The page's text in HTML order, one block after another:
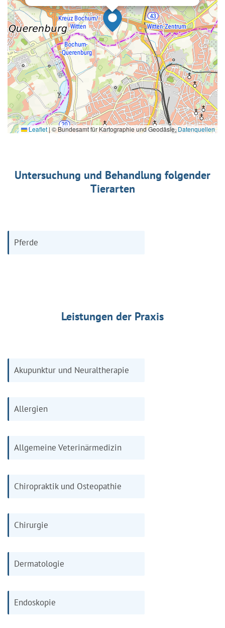
Leaflet |© Bundesamt für Kartographie und Geodäsie,Datenquellen
Untersuchung und Behandlung folgender
Tierarten
Pferde
Leistungen der Praxis
Akupunktur und Neuraltherapie
Allergien
Allgemeine Veterinärmedizin
Chiropraktik und Osteopathie
Chirurgie
Dermatologie
Endoskopie